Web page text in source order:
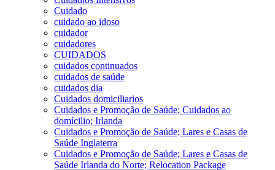
Cuidado
cuidado ao idoso
cuidador
cuidadores
CUIDADOS
cuidados continuados
cuidados de saúde
cuidados dia
Cuidados domiciliarios
Cuidados e Promoção de Saúde; Cuidados ao
domícilio; Irlanda
Cuidados e Promoção de Saúde; Lares e Casas de
Saúde Inglaterra
Cuidados e Promoção de Saúde; Lares e Casas de
Saúde Irlanda do Norte; Relocation Package